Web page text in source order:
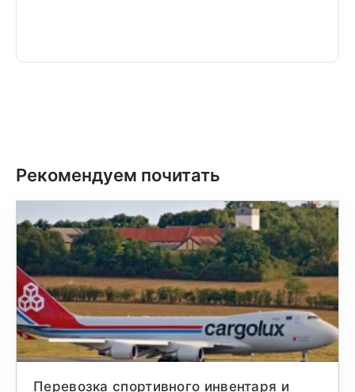
Рекомендуем почитать
Перевозка спортивного инвентаря и